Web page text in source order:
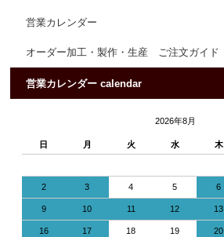
営業カレンダー
オーダー加工・製作・生産 ご注文ガイド
営業カレンダー calendar
2026年8月
日 月 火 水 木
2 3 4 5 6
9 10 11 12 13
16 17 18 19 20